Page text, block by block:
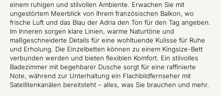
einem ruhigen und stilvollen Ambiente. Erwachen Sie mit
ungestörtem Meerblick von Ihrem französischen Balkon, wo
frische Luft und das Blau der Adria den Ton für den Tag angeben.
Im Inneren sorgen klare Linien, warme Naturtöne und
maßgeschneiderte Details für eine wohltuende Kulisse für Ruhe
und Erholung. Die Einzelbetten können zu einem Kingsize-Bett
verbunden werden und bieten flexiblen Komfort. Ein stilvolles
Badezimmer mit begehbarer Dusche sorgt für eine raffinierte
Note, während zur Unterhaltung ein Flachbildfernseher mit
Satellitenkanälen bereitsteht – alles, was Sie brauchen und mehr.